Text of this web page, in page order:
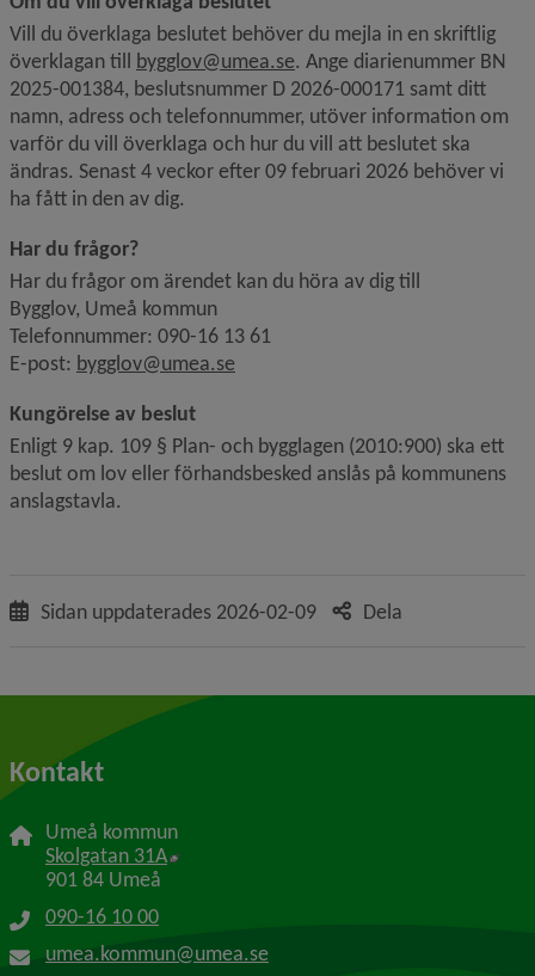
Vill du överklaga beslutet behöver du mejla in en skriftlig
överklagan till bygglov@umea.se. Ange diarienummer BN
2025-001384, beslutsnummer D 2026-000171 samt ditt
namn, adress och telefonnummer, utöver information om
varför du vill överklaga och hur du vill att beslutet ska
ändras. Senast 4 veckor efter 09 februari 2026 behöver vi
ha fått in den av dig.
Har du frågor?
Har du frågor om ärendet kan du höra av dig till
Bygglov, Umeå kommun
Telefonnummer: 090-16 13 61
E-post: bygglov@umea.se
Kungörelse av beslut
Enligt 9 kap. 109 § Plan- och bygglagen (2010:900) ska ett
beslut om lov eller förhandsbesked anslås på kommunens
anslagstavla.
Sidan uppdaterades 2026-02-09 Dela
Kontakt
Umeå kommun
Skolgatan 31A Länk till annan webbplats, öppnas i nytt
901 84 Umeå
090-16 10 00
umea.kommun@umea.se